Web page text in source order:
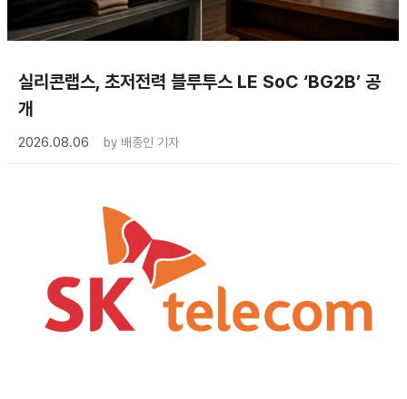
실리콘랩스, 초저전력 블루투스 LE SoC ‘BG2B’ 공
개
2026.08.06 by 배종인 기자